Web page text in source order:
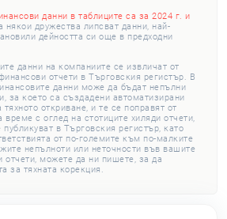
данни в таблиците са за 2024 г. и
някои дружества липсват данни, най-
дейността си още в предходни
данни на компаниите се извличат от
отчети в Търговския регистър. В
данни може да бъдат непълни
за което са създадени автоматизирани
откриване, и те се поправят от
време с оглед на стотиците хиляди отчети,
публикуват в Търговския регистър, като
от по-големите към по-малките
непълноти или неточности във вашите
отчети, можете да ни пишете, за да
за тяхната корекция.